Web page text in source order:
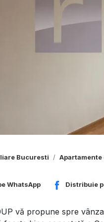
Bucuresti
WhatsApp Distribuie
vă propune spre